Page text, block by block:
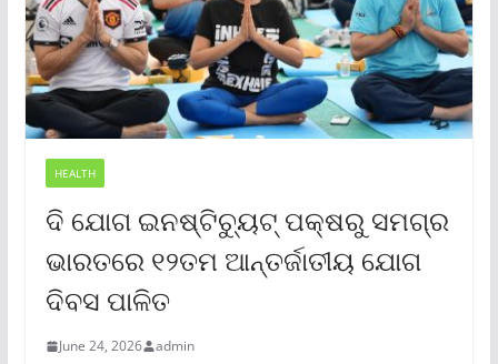
HEALTH
ଦି ଯୋଗ ଇନଷ୍ଟିଚ୍ୟୁଟ୍ ପକ୍ଷରୁ ସମଗ୍ର
ଭାରତରେ ୧୨ତମ ଆନ୍ତର୍ଜାତୀୟ ଯୋଗ
ଦିବସ ପାଳିତ
June 24, 2026 admin